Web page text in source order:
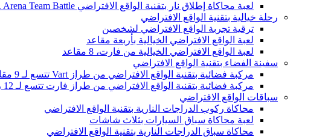
لعبة محاكاة إطلاق نار بتقنية الواقع الافتراضي MRCS VR Arena Team Battle، لعبة أركيد داخلية بتقنية الواقع الافتراضي
رحلة خيالية بتقنية الواقع الافتراضي
ترقية تجربة الواقع الافتراضي لشخصين
لعبة الواقع الافتراضي الخيالية بأربعة مقاعد
لعبة الواقع الافتراضي الخيالية من فارت، 8 مقاعد
سفينة الفضاء بتقنية الواقع الافتراضي
مركبة فضائية بتقنية الواقع الافتراضي من طراز Vart تتسع لـ 9 مقاعد
مركبة فضائية بتقنية الواقع الافتراضي من طراز فارت تتسع لـ 12 راكبًا
سباقات الواقع الافتراضي
محاكاة ركوب الدراجات النارية بتقنية الواقع الافتراضي
لعبة محاكاة سباق السيارات بثلاث شاشات
محاكاة سباق الدراجات النارية بتقنية الواقع الافتراضي